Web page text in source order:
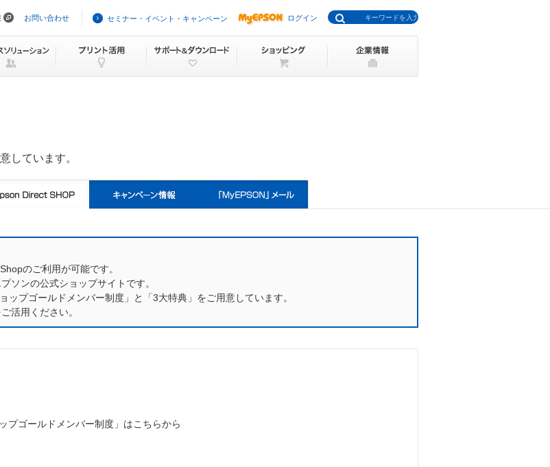
お問い合わせ セミナー・イベント・キャンペーン ログイン
しています。
のご利用が可能です。
ソンの公式ショップサイトです。
ップゴールドメンバー制度」と「3大特典」をご用意しています。
活用ください。
プゴールドメンバー制度」はこちらから